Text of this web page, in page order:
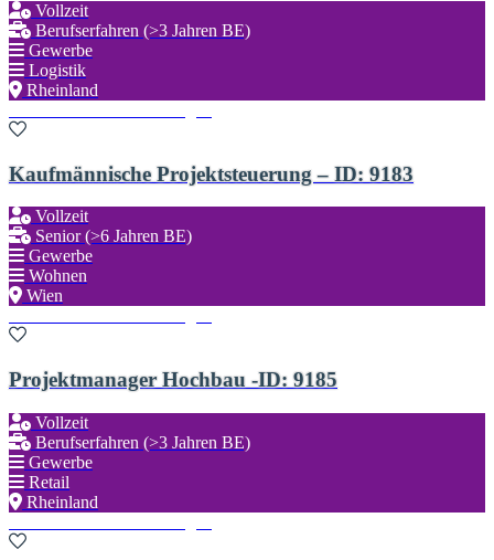
Vollzeit
Berufserfahren (>3 Jahren BE)
Gewerbe
Logistik
Rheinland
Kaufmännische Projektsteuerung – ID: 9183
Vollzeit
Senior (>6 Jahren BE)
Gewerbe
Wohnen
Wien
Projektmanager Hochbau -ID: 9185
Vollzeit
Berufserfahren (>3 Jahren BE)
Gewerbe
Retail
Rheinland